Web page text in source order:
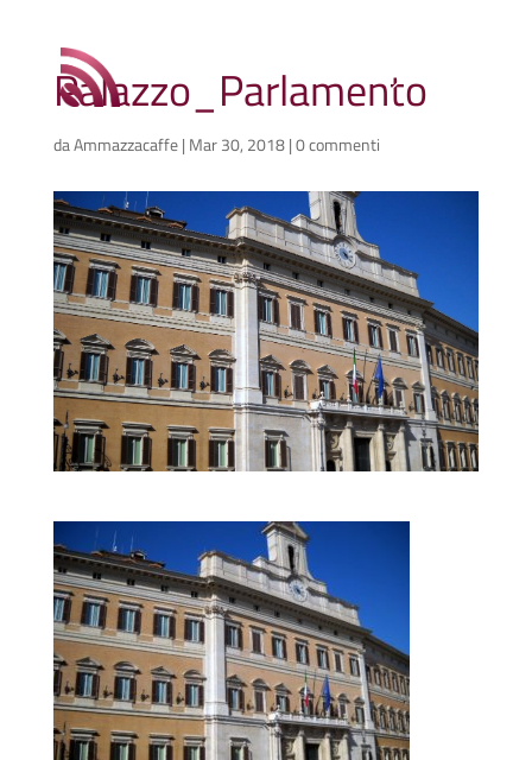
Palazzo_Parlamento
daAmmazzacaffe| Mar 30, 2018|0 commenti